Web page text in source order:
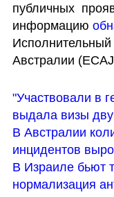
публичных
информацию
Австралии
"Участвовали в
выдала визы
В Австралии
инцидентов
В Израиле бьют
нормализация